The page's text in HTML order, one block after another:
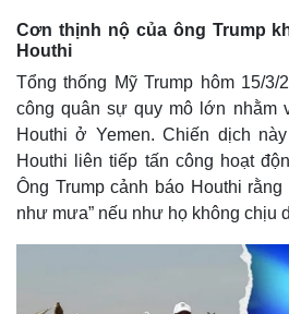
Cơn thịnh nộ của ông Trump
Houthi
Tổng thống Mỹ Trump hôm 15/3/
công quân sự quy mô lớn nhằm
Houthi ở Yemen. Chiến dịch
Houthi liên tiếp tấn công hoạt
Ông Trump cảnh báo Houthi rằng
như mưa” nếu như họ không chịu